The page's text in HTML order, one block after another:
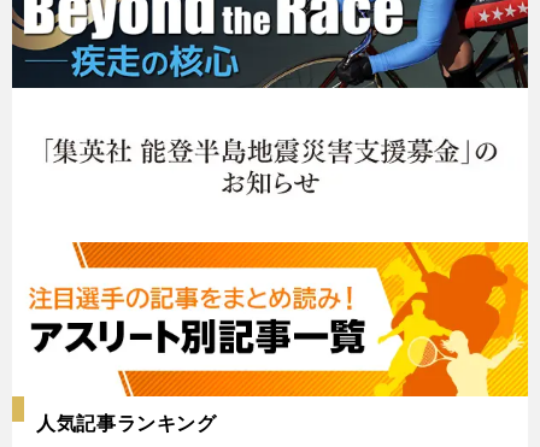
人気記事ランキング